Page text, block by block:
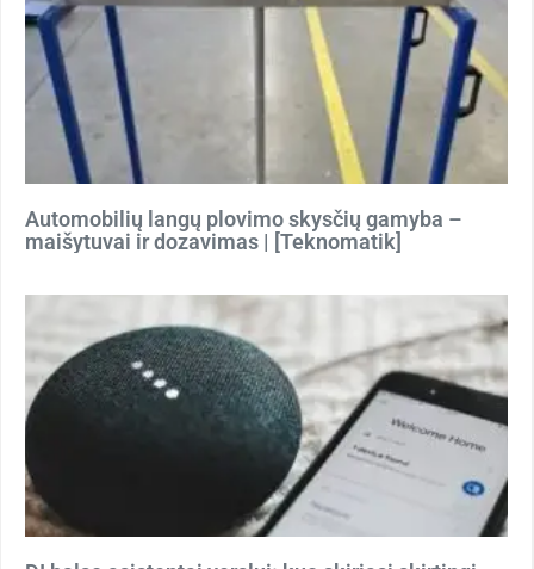
Automobilių langų plovimo skysčių gamyba –
maišytuvai ir dozavimas | [Teknomatik]